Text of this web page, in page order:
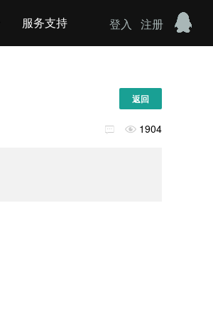
服务支持 登入 注册
返回
  1904